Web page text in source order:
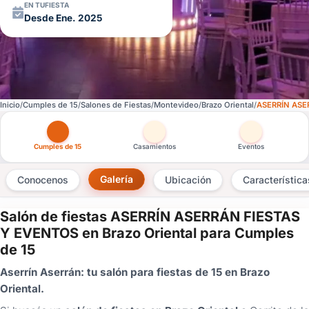
EN TUFIESTA
Desde Ene. 2025
Inicio Cumples de 15 Salones de Fiestas Montevideo Brazo Oriental ASERRÍN
Otras versiones de esta ficha por tipo de festejo
Cumples de 15 Casamientos Eventos
Conocenos Galería Ubicación
Salón de fiestas ASERRÍN ASERRÁN FIESTAS
Y EVENTOS en Brazo Oriental para Cumples
de 15
Aserrín Aserrán: tu salón para fiestas de 15 en Brazo
Oriental.
×
Consultar
tenés
cuenta?